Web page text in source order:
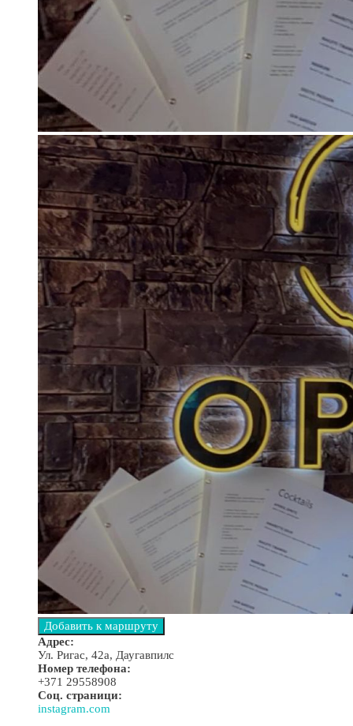
Адрес:
Ул. Ригас, 42a, Даугавпилс
Номер телефона:
+371 29558908
Соц. страници:
instagram.com